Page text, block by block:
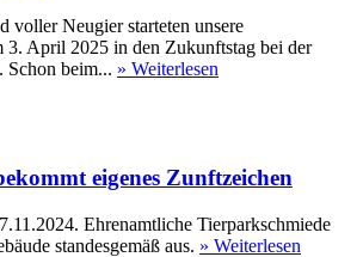
voller Neugier starteten unsere
3. April 2025 in den Zukunftstag bei der
Schon beim... » Weiterlesen
eigenes Zunftzeichen
Ehrenamtliche Tierparkschmiede
standesgemäß aus. » Weiterlesen